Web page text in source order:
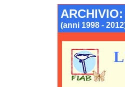
ARCHIVIO:
(anni 1998 -